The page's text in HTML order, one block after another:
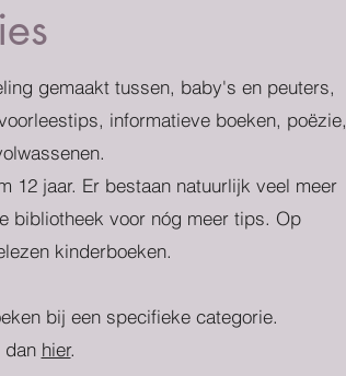
gemaakt tussen, baby's en peuters,
informatieve boeken, poëzie,
12 jaar. Er bestaan natuurlijk veel meer
bibliotheek voor nóg meer tips. Op
kinderboeken.
bij een specifieke categorie.
dan hier.